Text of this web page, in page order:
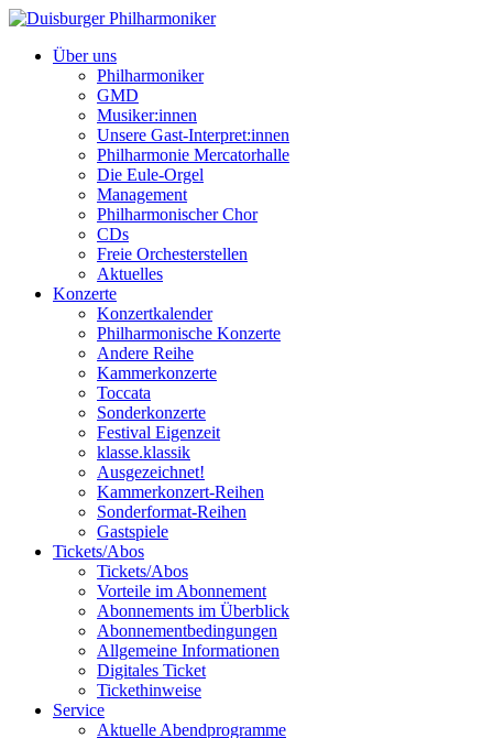
Über uns
Philharmoniker
GMD
Musiker:innen
Unsere Gast-Interpret:innen
Philharmonie Mercatorhalle
Die Eule-Orgel
Management
Philharmonischer Chor
CDs
Freie Orchesterstellen
Aktuelles
Konzerte
Konzertkalender
Philharmonische Konzerte
Andere Reihe
Kammerkonzerte
Toccata
Sonderkonzerte
Festival Eigenzeit
klasse.klassik
Ausgezeichnet!
Kammerkonzert-Reihen
Sonderformat-Reihen
Gastspiele
Tickets/Abos
Tickets/Abos
Vorteile im Abonnement
Abonnements im Überblick
Abonnement­bedingungen
Allgemeine Informationen
Digitales Ticket
Ticket­hinweise
Service
Aktuelle Abendprogramme